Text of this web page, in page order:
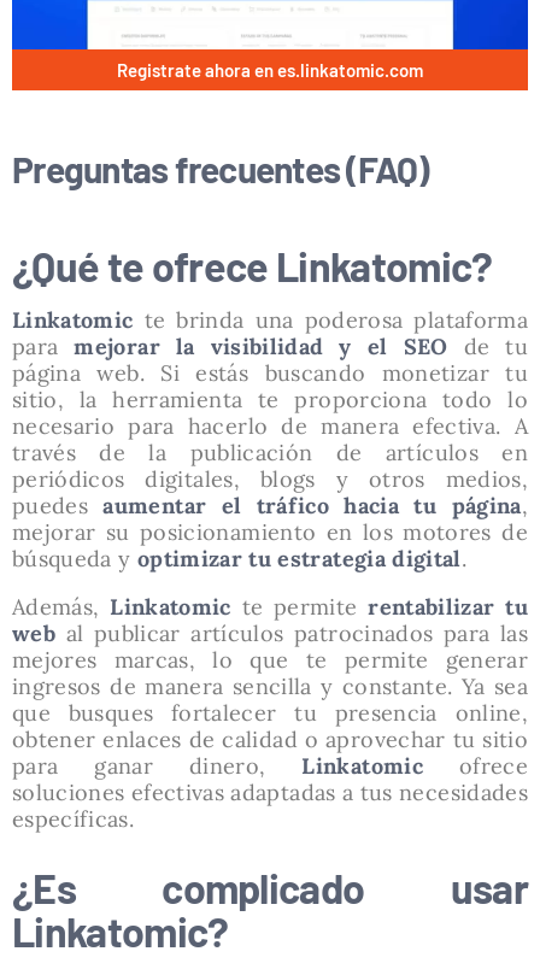
Registrate ahora en es.linkatomic.com
Preguntas frecuentes (FAQ)
¿Qué te ofrece Linkatomic?
Linkatomic te brinda una poderosa plataforma
paramejorar la visibilidad y el SEO de tu
página web. Si estás buscando monetizar tu
sitio, la herramienta te proporciona todo lo
necesario para hacerlo de manera efectiva. A
través de la publicación de artículos en
periódicos digitales, blogs y otros medios,
puedes aumentar el tráfico hacia tu página,
mejorar su posicionamiento en los motores de
búsqueda y optimizar tu estrategia digital.
Además, Linkatomic te permite rentabilizar tu
web al publicar artículos patrocinados para las
mejores marcas, lo que te permite generar
ingresos de manera sencilla y constante. Ya sea
que busques fortalecer tu presencia online,
obtener enlaces de calidad o aprovechar tu sitio
para ganar dinero, Linkatomic ofrece
soluciones efectivas adaptadas a tus necesidades
específicas.
¿Es complicado usar
Linkatomic?